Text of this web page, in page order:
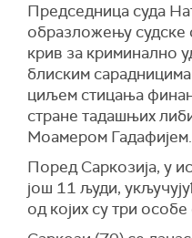
Председница суда
образложењу судске
крив за криминално
блиским
циљем стицања
стране тадашњих
Моамером Гадафијем.
Поред Саркозија, у
још 11 људи,
од којих су три